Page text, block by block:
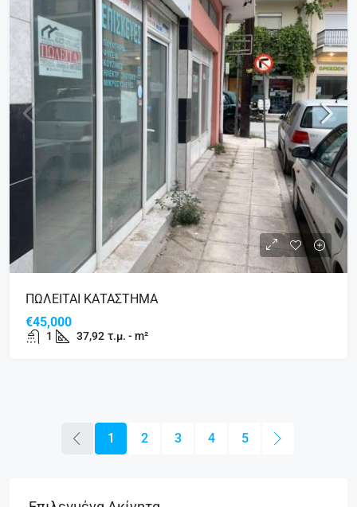
ΠΩΛΕΙΤΑΙ ΚΑΤΑΣΤΗΜΑ
€45,000
1 37,92 τ.μ. - m²
1 2 3 4 5